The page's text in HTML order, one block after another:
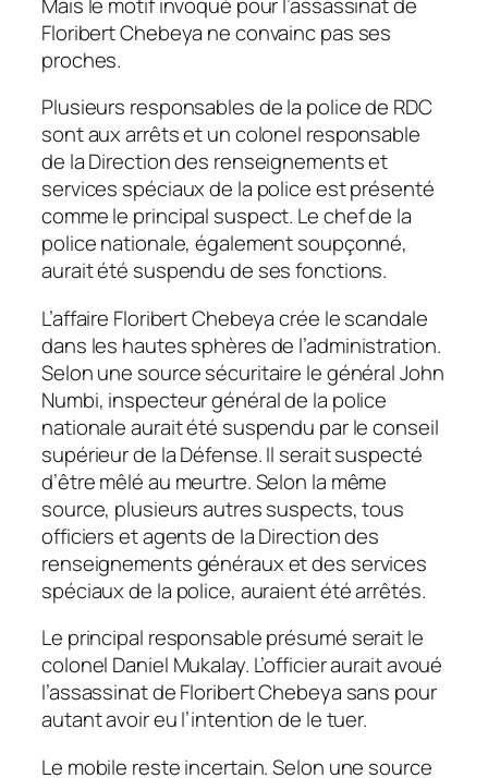
Floribert Chebeya ne convainc pas ses
proches.
Plusieurs responsables de la police de RDC
sont aux arrêts et un colonel responsable
de la Direction des renseignements et
services spéciaux de la police est présenté
comme le principal suspect. Le chef de la
police nationale, également soupçonné,
aurait été suspendu de ses fonctions.
L’affaire Floribert Chebeya crée le scandale
dans les hautes sphères de l’administration.
Selon une source sécuritaire le général John
Numbi, inspecteur général de la police
nationale aurait été suspendu par le conseil
supérieur de la Défense. Il serait suspecté
d’être mêlé au meurtre. Selon la même
source, plusieurs autres suspects, tous
officiers et agents de la Direction des
renseignements généraux et des services
spéciaux de la police, auraient été arrêtés.
Le principal responsable présumé serait le
colonel Daniel Mukalay. L’officier aurait avoué
l’assassinat de Floribert Chebeya sans pour
autant avoir eu l’intention de le tuer.
Le mobile reste incertain. Selon une source